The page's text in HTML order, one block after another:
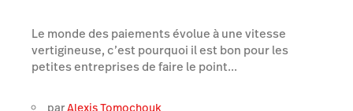
Le monde des paiements évolue à une vitesse
vertigineuse, c’est pourquoi il est bon pour les
petites entreprises de faire le point...